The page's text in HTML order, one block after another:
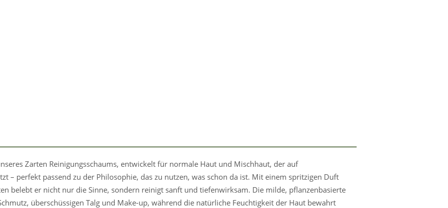
Zarten Reinigungsschaums, entwickelt für normale Haut und Mischhaut, der auf
– perfekt passend zu der Philosophie, das zu nutzen, was schon da ist. Mit einem spritzigen Duft
belebt er nicht nur die Sinne, sondern reinigt sanft und tiefenwirksam. Die milde, pflanzenbasierte
überschüssigen Talg und Make-up, während die natürliche Feuchtigkeit der Haut bewahrt